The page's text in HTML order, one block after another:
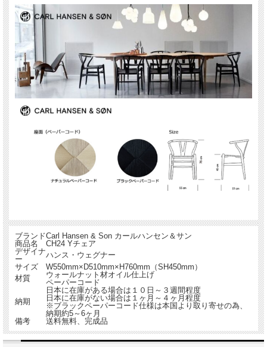
ブランドCarl Hansen & Son カールハンセン＆サン
商品名
CH24 Yチェア
デザイナ
ー
ハンス・ウェグナー
サイズ
W550mm×D510mm×H760mm（SH450mm）
材質
ウォールナット材オイル仕上げ
ペーパーコード
納期
日本に在庫がある場合は１０日～３週間程度
日本に在庫がない場合は１ヶ月～４ヶ月程度
※ブラックペーパーコード仕様は本国より取り寄せの為、
納期約5～6ヶ月
備考
送料無料、完成品